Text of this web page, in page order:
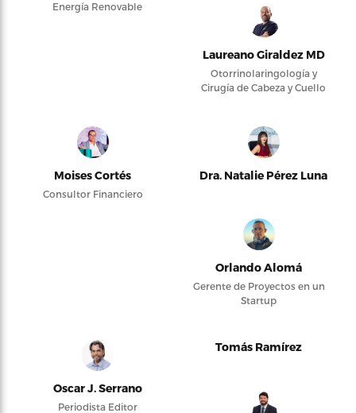
Energía Renovable
Laureano Giraldez MD
Otorrinolaringología y
Cirugía de Cabeza y Cuello
Moises Cortés
Consultor Financiero
Dra. Natalie Pérez Luna
Orlando Alomá
Gerente de Proyectos en un
Startup
Oscar J. Serrano
Periodista Editor
Tomás Ramírez